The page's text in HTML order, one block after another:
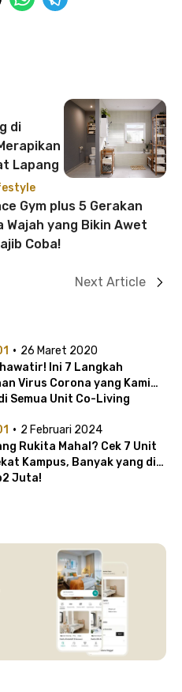
di
Lapang
Gym plus 5 Gerakan
Wajah yang Bikin Awet
Coba!
Next Article
· 26 Maret 2020
Ini 7 Langkah
Virus Corona yang Kami
Semua Unit Co-Living
· 2 Februari 2024
Rukita Mahal? Cek 7 Unit
Kampus, Banyak yang di
Juta!